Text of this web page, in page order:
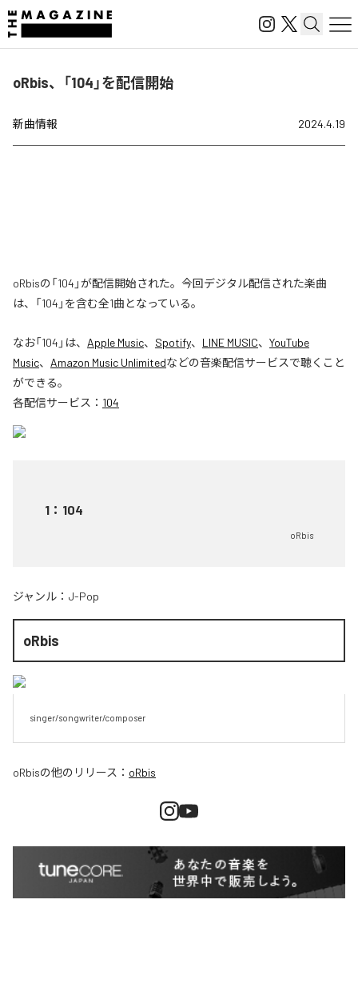
oRbis、「104」を配信開始
新曲情報 2024.4.19
oRbisの「104」が配信開始された。今回デジタル配信された楽曲
は、「104」を含む全1曲となっている。
なお「104 」は、 Apple Music、 Spotify、 LINE MUSIC、 YouTube
Music、 Amazon Music Unlimitedなどの音楽配信サービスで聴くこと
ができる。
各配信サービス： 104
1 ： 104
oRbis
ジャンル： J-Pop
oRbis
singer/songwriter/composer
oRbisの他のリリース： oRbis